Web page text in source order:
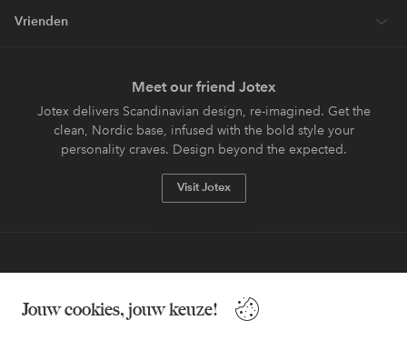
Jouw cookies, jouw keuze!
Vrienden
Meet our friend Jotex
Jotex delivers Scandinavian design, re-imagined. Get the
clean, Nordic base, infused with the bold style your
personality craves. Design beyond the expected.
Visit Jotex
Wil je meer weten over
onze betaalopties